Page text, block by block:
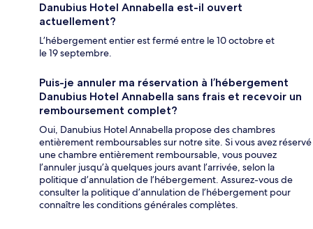
Danubius Hotel Annabella est-il ouvert
actuellement?
L’hébergement entier est fermé entre le 10 octobre et
le 19 septembre.
Puis-je annuler ma réservation à l’hébergement
Danubius Hotel Annabella sans frais et recevoir un
remboursement complet?
Oui, Danubius Hotel Annabella propose des chambres
entièrement remboursables sur notre site. Si vous avez réservé
une chambre entièrement remboursable, vous pouvez
l’annuler jusqu’à quelques jours avant l’arrivée, selon la
politique d’annulation de l’hébergement. Assurez-vous de
consulter la politique d’annulation de l’hébergement pour
connaître les conditions générales complètes.